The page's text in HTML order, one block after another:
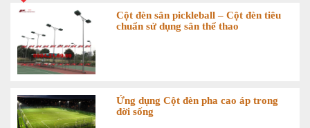
Cột đèn sân pickleball – Cột đèn tiêu
chuẩn sử dụng sân thể thao
Ứng dụng Cột đèn pha cao áp trong
đời sống